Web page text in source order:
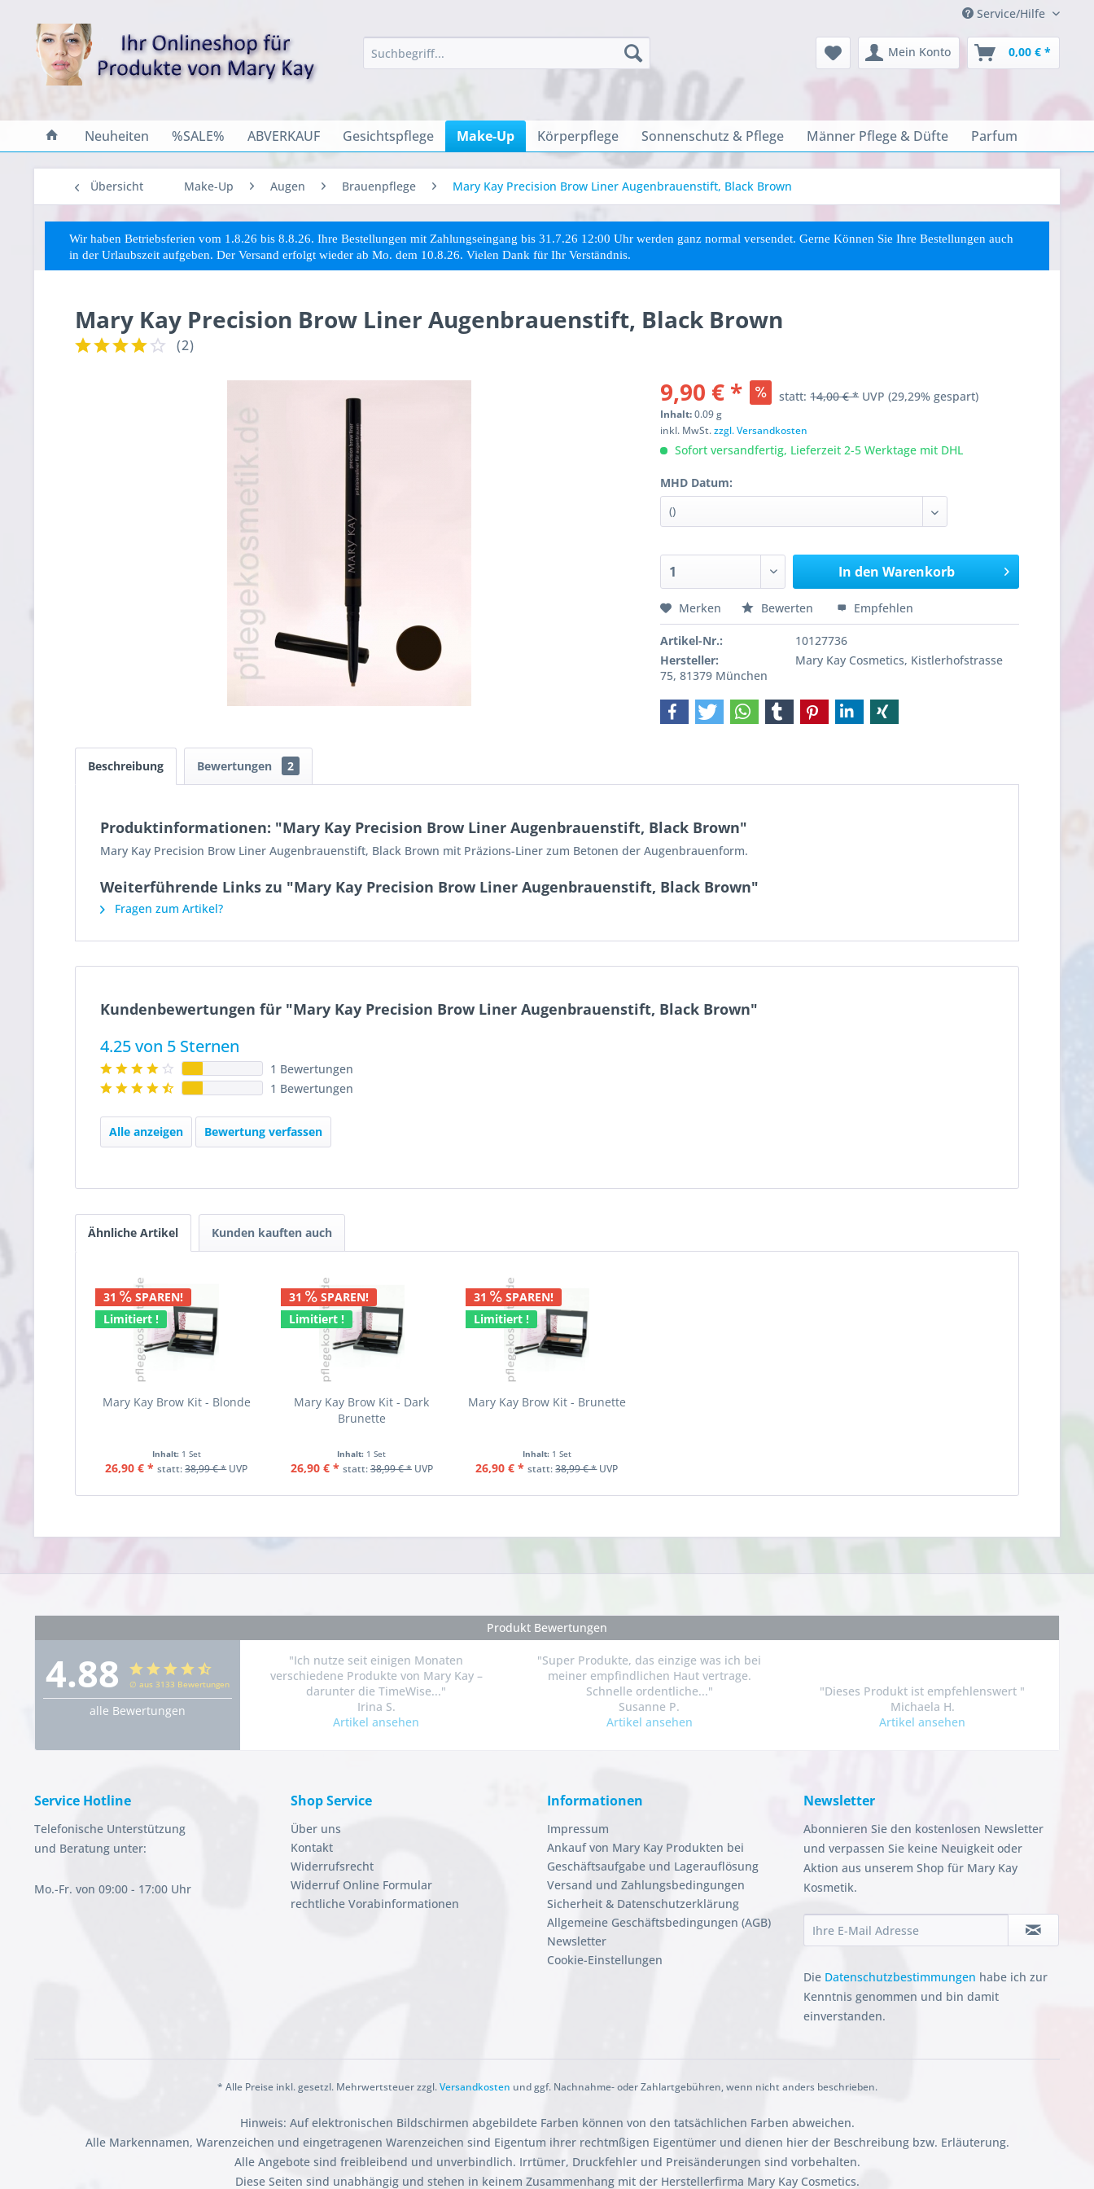
Service/Hilfe
Mein Konto 0,00 € *
Neuheiten %SALE% ABVERKAUF Gesichtspflege Make-Up Körperpflege Sonnenschutz & Pflege Männer Pflege & Düfte Parfum
Übersicht Make-Up Augen Brauenpflege Mary Kay Precision Brow Liner Augenbrauenstift, Black Brown
Wir haben Betriebsferien vom 1.8.26 bis 8.8.26. Ihre Bestellungen mit Zahlungseingang bis 31.7.26 12:00 Uhr werden ganz normal versendet. Gerne Können Sie Ihre Bestellungen auch
in der Urlaubszeit aufgeben. Der Versand erfolgt wieder ab Mo. dem 10.8.26. Vielen Dank für Ihr Verständnis.
Mary Kay Precision Brow Liner Augenbrauenstift, Black Brown
(2)
9,90 € * statt:14,00 € *UVP(29,29% gespart)
Inhalt:0.09 g
inkl. MwSt.zzgl. Versandkosten
Sofort versandfertig, Lieferzeit 2-5 Werktage mit DHL
MHD Datum:
In den Warenkorb
Merken Bewerten Empfehlen
Artikel-Nr.:
10127736
Hersteller:
Mary Kay Cosmetics, Kistlerhofstrasse
75, 81379 München
Beschreibung Bewertungen 2
Produktinformationen: "Mary Kay Precision Brow Liner Augenbrauenstift, Black Brown"
Mary Kay Precision Brow Liner Augenbrauenstift, Black Brown mit Präzions-Liner zum Betonen der Augenbrauenform.
Weiterführende Links zu "Mary Kay Precision Brow Liner Augenbrauenstift, Black Brown"
Fragen zum Artikel?
Kundenbewertungen für "Mary Kay Precision Brow Liner Augenbrauenstift, Black Brown"
4.25 von 5 Sternen
1 Bewertungen
1 Bewertungen
Alle anzeigen Bewertung verfassen
Ähnliche Artikel Kunden kauften auch
31
SPAREN!
Limitiert !
Mary Kay Brow Kit - Blonde
Inhalt: 1 Set
26,90 € * statt:38,99 € *UVP
31
SPAREN!
Limitiert !
Mary Kay Brow Kit - Dark
Brunette
Inhalt: 1 Set
26,90 € * statt:38,99 € *UVP
31
SPAREN!
Limitiert !
Mary Kay Brow Kit - Brunette
Inhalt: 1 Set
26,90 € * statt:38,99 € *UVP
Produkt Bewertungen
4.88 ∅ aus 3133 Bewertungen
alle Bewertungen
"Ich nutze seit einigen Monaten
verschiedene Produkte von Mary Kay –
darunter die TimeWise..."
Irina S.
Artikel ansehen
"Super Produkte, das einzige was ich bei
meiner empfindlichen Haut vertrage.
Schnelle ordentliche..."
Susanne P.
Artikel ansehen
"Dieses Produkt ist empfehlenswert "
Michaela H.
Artikel ansehen
Service Hotline
Telefonische Unterstützung
und Beratung unter:
Mo.-Fr. von 09:00 - 17:00 Uhr
Shop Service
Über uns
Kontakt
Widerrufsrecht
Widerruf Online Formular
rechtliche Vorabinformationen
Informationen
Impressum
Ankauf von Mary Kay Produkten bei
Geschäftsaufgabe und Lagerauflösung
Versand und Zahlungsbedingungen
Sicherheit & Datenschutzerklärung
Allgemeine Geschäftsbedingungen (AGB)
Newsletter
Cookie-Einstellungen
Newsletter
Abonnieren Sie den kostenlosen Newsletter
und verpassen Sie keine Neuigkeit oder
Aktion aus unserem Shop für Mary Kay
Kosmetik.
Die Datenschutzbestimmungen habe ich zur
Kenntnis genommen und bin damit
einverstanden.
* Alle Preise inkl. gesetzl. Mehrwertsteuer zzgl.Versandkosten und ggf. Nachnahme- oder Zahlartgebühren, wenn nicht anders beschrieben.
Hinweis: Auf elektronischen Bildschirmen abgebildete Farben können von den tatsächlichen Farben abweichen.
Alle Markennamen, Warenzeichen und eingetragenen Warenzeichen sind Eigentum ihrer rechtmßigen Eigentümer und dienen hier der Beschreibung bzw. Erläuterung.
Alle Angebote sind freibleibend und unverbindlich. Irrtümer, Druckfehler und Preisänderungen sind vorbehalten.
Diese Seiten sind unabhängig und stehen in keinem Zusammenhang mit der Herstellerfirma Mary Kay Cosmetics.